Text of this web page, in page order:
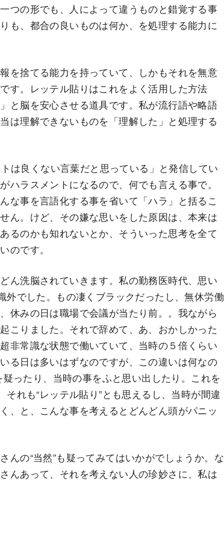
つの形でも、人によって違うものと錯覚する事
も、都合の良いものは何か、を処理する能力に
を捨てる能力を持っていて、しかもそれを無意
す。レッテル貼りはこれをよく活用した方法
と脳を安心させる道具です。私が流行語や略語
は理解できないものを「理解した」と処理する
は良くない言葉だと思っている」と発信してい
ラスメントになるので、何でも言える事で。
な事を言語化する事を省いて「ハラ」と括るこ
ん。けど、その嫌な思いをした原因は、本来は
るのかも知れないとか、そういった思考を全て
のです。
ん洗脳されていきます。私の勤務医時代、思い
外でした。もの凄くブラックだったし、無休労働
休みの日は職場で会議が当たり前。。我ながら
こりました。それで辞めて、あ、おかしかった
非常識な状態で働いていて、当時の５倍くらい
日は多いはずなのですが、この違いは何なの
ったり、当時の事をふと思い出したり。これを
れも“レッテル貼り”とも思えるし、当時が間違
、と、こんな事を考えるとどんどん頭がパニッ
んの“当然”も疑ってみてはいかがでしょうか。な
んあって、それを考えない人の珍妙さに、私は